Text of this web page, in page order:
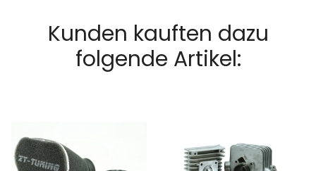
Kunden kauften dazu
folgende Artikel: